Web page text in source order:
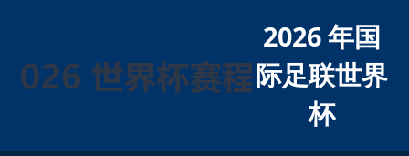
2026 年国
际足联世界
杯